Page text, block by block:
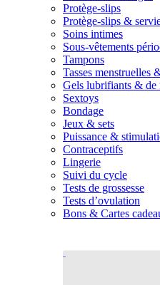
Protège-slips
Protège-slips &
Soins intimes
Sous-vêtements
Tampons
Tasses menstruelles
Gels lubrifiants & de
Sextoys
Bondage
Jeux & sets
Puissance &
Contraceptifs
Lingerie
Suivi du cycle
Tests de grossesse
Tests d’ovulation
Bons & Cartes